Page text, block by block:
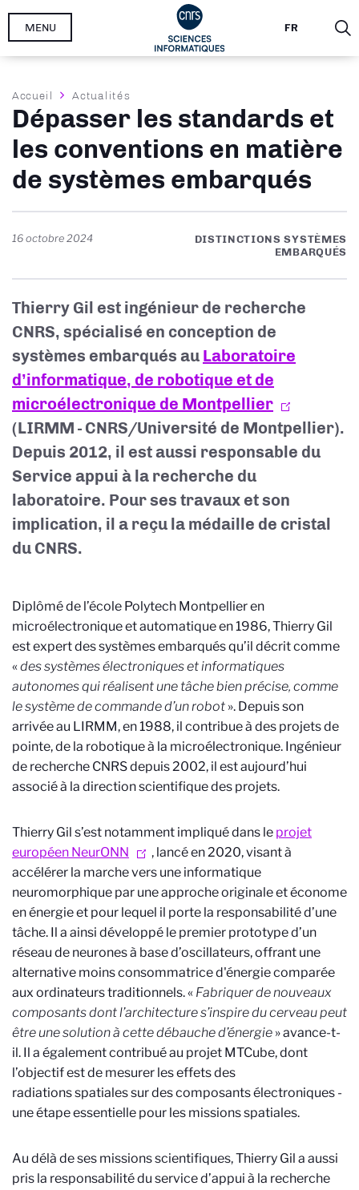
Aller
FR
MENU
Fil
d'Ariane
Accueil Actualités
Dépasser les standards et
les conventions en matière
de systèmes embarqués
16 octobre 2024
DISTINCTIONS SYSTÈMES
EMBARQUÉS
Thierry Gil est ingénieur de recherche
CNRS, spécialisé en conception de
systèmes embarqués au Laboratoire
d’informatique, de robotique et de
microélectronique de Montpellier
(LIRMM - CNRS/Université de Montpellier).
Depuis 2012, il est aussi responsable du
Service appui à la recherche du
laboratoire. Pour ses travaux et son
implication, il a reçu la médaille de cristal
du CNRS.
Diplômé de l’école Polytech Montpellier en
microélectronique et automatique en 1986, Thierry Gil
est expert des systèmes embarqués qu’il décrit comme
«des systèmes électroniques et informatiques
autonomes qui réalisent une tâche bien précise, comme
le système de commande d’un robot ». Depuis son
arrivée au LIRMM, en 1988, il contribue à des projets de
pointe, de la robotique à la microélectronique. Ingénieur
de recherche CNRS depuis 2002, il est aujourd’hui
associé à la direction scientifique des projets.
Thierry Gil s’est notamment impliqué dans le projet
européen NeurONN
, lancé en 2020, visant à
accélérer la marche vers une informatique
neuromorphique par une approche originale et économe
en énergie et pour lequel il porte la responsabilité d’une
tâche. Il a ainsi développé le premier prototype d’un
réseau de neurones à base d’oscillateurs,offrant une
alternative moins consommatrice d'énergie comparée
aux ordinateurs traditionnels.« Fabriquer de nouveaux
composants dont l’architecture s’inspire du cerveau peut
être une solution à cette débauche d’énergie » avance-t-
il. Il a également contribué au projet MTCube,dont
l’objectif estde mesurer les effets des
radiationsspatialessur des composants électroniques -
une étape essentielle pour les missions spatiales.
Au délà de ses missions scientifiques, Thierry Gil a aussi
pris la responsabilité du service d’appui à la recherche